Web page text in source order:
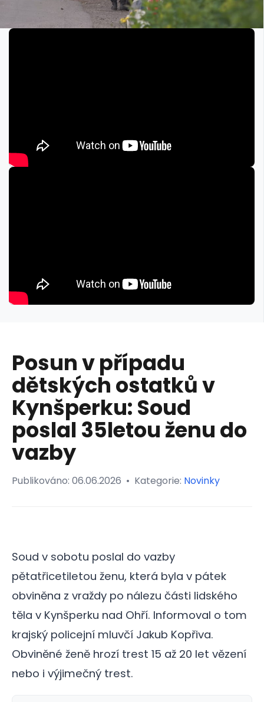
Posun v případu
dětských ostatků v
Kynšperku: Soud
poslal 35letou ženu do
vazby
Publikováno: 06.06.2026 • Kategorie: Novinky
Soud v sobotu poslal do vazby
pětatřicetiletou ženu, která byla v pátek
obviněna z vraždy po nálezu části lidského
těla v Kynšperku nad Ohří. Informoval o tom
krajský policejní mluvčí Jakub Kopřiva.
Obviněné ženě hrozí trest 15 až 20 let vězení
nebo i výjimečný trest.